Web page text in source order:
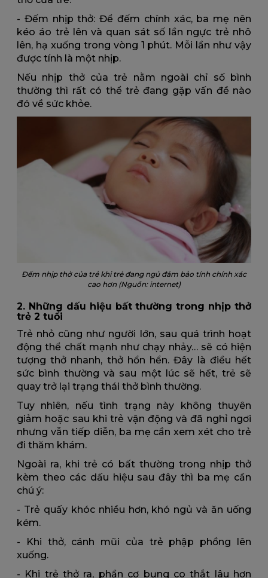
- Đếm nhịp thở: Để đếm chính xác, ba mẹ nên
kéo áo trẻ lên và quan sát số lần ngực trẻ nhô
lên, hạ xuống trong vòng 1 phút. Mỗi lần như vậy
được tính là một nhịp.
Nếu nhịp thở của trẻ nằm ngoài chỉ số bình
thường thì rất có thể trẻ đang gặp vấn đề nào
đó về sức khỏe.
Đếm nhịp thở của trẻ khi trẻ đang ngủ đảm bảo tính chính xác
cao hơn (Nguồn: internet)
2. Những dấu hiệu bất thường trong nhịp thở
trẻ 2 tuổi
Trẻ nhỏ cũng như người lớn, sau quá trình hoạt
động thể chất mạnh như chạy nhảy… sẽ có hiện
tượng thở nhanh, thở hổn hển. Đây là điều hết
sức bình thường và sau một lúc sẽ hết, trẻ sẽ
quay trở lại trạng thái thở bình thường.
Tuy nhiên, nếu tình trạng này không thuyên
giảm hoặc sau khi trẻ vận động và đã nghỉ ngơi
nhưng vẫn tiếp diễn, ba mẹ cần xem xét cho trẻ
đi thăm khám.
Ngoài ra, khi trẻ có bất thường trong nhịp thở
kèm theo các dấu hiệu sau đây thì ba mẹ cần
chú ý:
- Trẻ quấy khóc nhiều hơn, khó ngủ và ăn uống
kém.
- Khi thở, cánh mũi của trẻ phập phồng lên
xuống.
- Khi trẻ thở ra, phần cơ bụng co thắt lâu hơn